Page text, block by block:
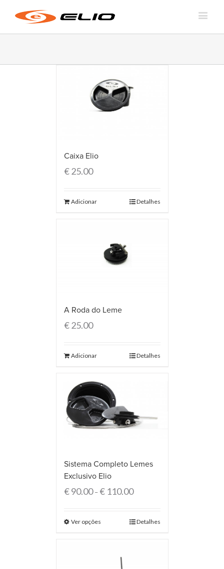
Caixa Elio
€25.00
Adicionar Detalhes
A Roda do Leme
€25.00
Adicionar Detalhes
Sistema Completo Lemes
Exclusivo Elio
€90.00–€110.00
Ver opções Detalhes